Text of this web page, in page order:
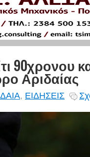
90χρονου
Αριδαίας
, ΕΙΔΗΣΕΙΣ